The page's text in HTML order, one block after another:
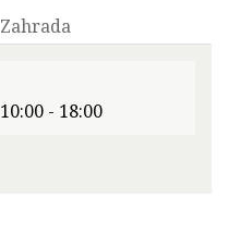
Zahrada
10:00 - 18:00